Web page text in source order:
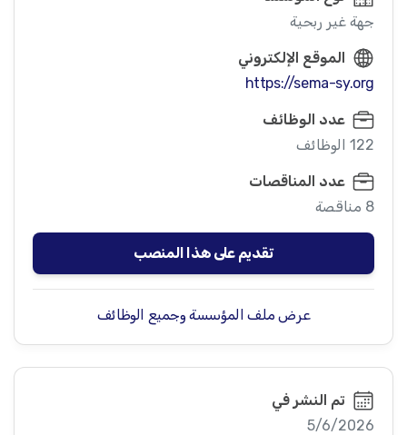
جهة غير ربحية
الموقع الإلكتروني
https://sema-sy.org
عدد الوظائف
122 الوظائف
عدد المناقصات
8 مناقصة
تقديم على هذا المنصب
عرض ملف المؤسسة وجميع الوظائف
تم النشر في
5/6/2026